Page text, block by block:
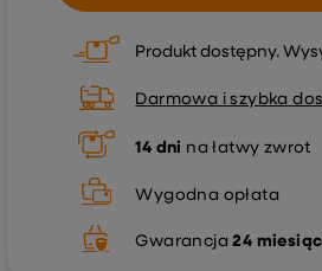
Produkt dostępny
Darmowa i szybka
14 dni na łatwy zwrot
Wygodna opłata
Gwarancja 24